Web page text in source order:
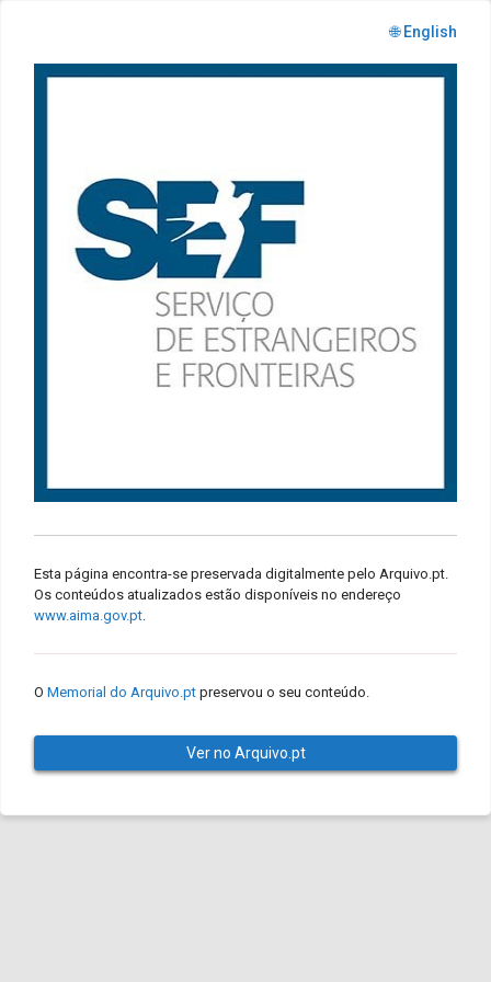
🌐 English
Esta página encontra-se preservada digitalmente pelo Arquivo.pt.
Os conteúdos atualizados estão disponíveis no endereço
www.aima.gov.pt.
O Memorial do Arquivo.pt preservou o seu conteúdo.
Ver no Arquivo.pt